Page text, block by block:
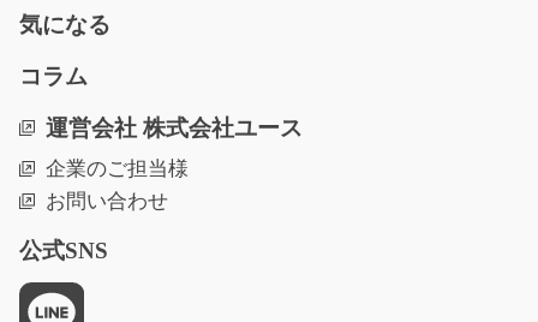
施設利用者の入浴補助/g01_01695
人気のエリアで高時給！介護施設での入浴のお手伝い♪社
会保険完備！！長期…
長期（3ヶ月以上）
岐阜県岐阜市
気になる
コラム
運営会社 株式会社ユース
企業のご担当様
お問い合わせ
公式SNS